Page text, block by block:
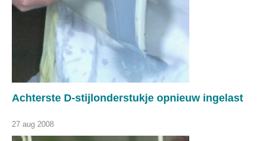
Achterste D-stijlonderstukje opnieuw ingelast
27 aug 2008